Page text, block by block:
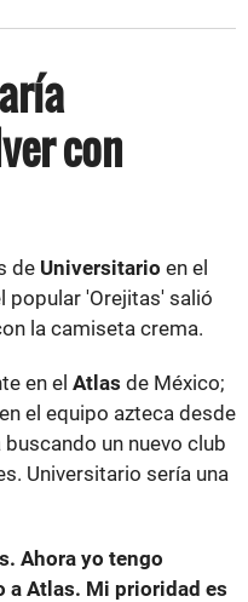
con
de Universitario en el
popular 'Orejitas' salió
la camiseta crema.
en el Atlas de México;
el equipo azteca desde
un nuevo club
Universitario sería una
Ahora yo tengo
a Atlas. Mi prioridad es